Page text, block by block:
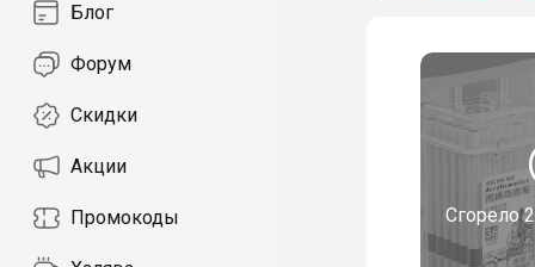
Блог
Форум
Скидки
Акции
Промокоды Сгорело